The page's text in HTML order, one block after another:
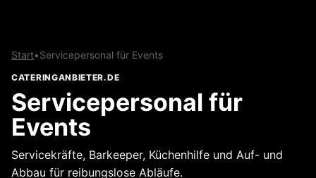
Start•Servicepersonal für Events
CATERINGANBIETER.DE
Servicepersonal für
Events
Servicekräfte, Barkeeper, Küchenhilfe und Auf- und
Abbau für reibungslose Abläufe.